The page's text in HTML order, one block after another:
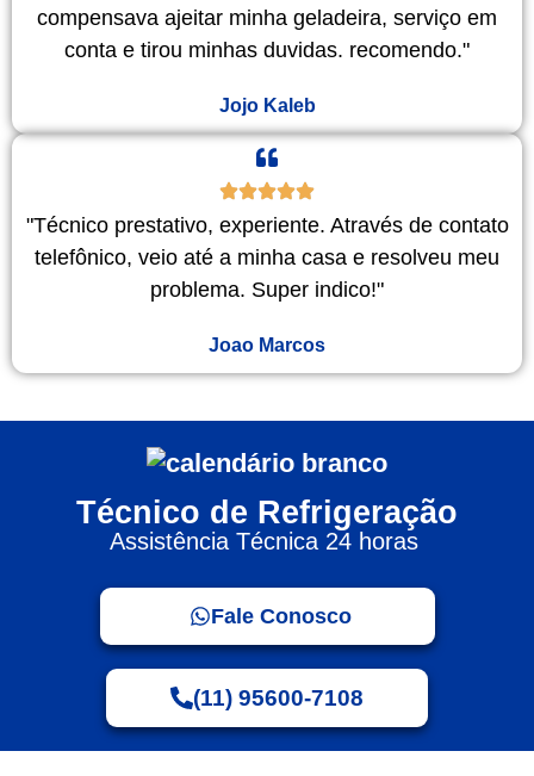
compensava ajeitar minha geladeira, serviço em
conta e tirou minhas duvidas. recomendo."
Jojo Kaleb
"Técnico prestativo, experiente. Através de contato
telefônico, veio até a minha casa e resolveu meu
problema. Super indico!"
Joao Marcos
Técnico de Refrigeração
Assistência Técnica 24 horas
Fale Conosco
(11) 95600-7108